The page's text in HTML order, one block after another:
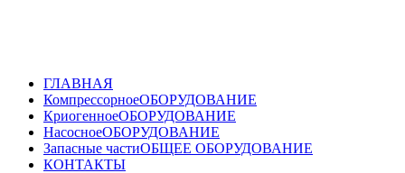
ГЛАВНАЯ
КомпрессорноеОБОРУДОВАНИЕ
КриогенноеОБОРУДОВАНИЕ
НасосноеОБОРУДОВАНИЕ
Запасные частиОБЩЕЕ ОБОРУДОВАНИЕ
КОНТАКТЫ